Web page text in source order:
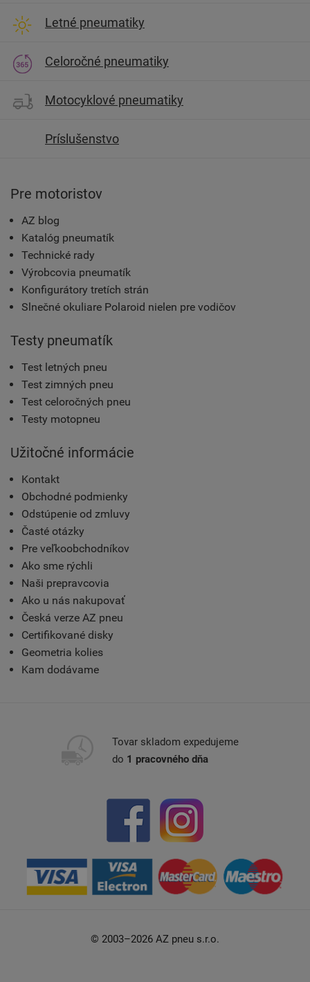
Letné pneumatiky
Celoročné pneumatiky
Motocyklové pneumatiky
Príslušenstvo
Pre motoristov
AZ blog
Katalóg pneumatík
Technické rady
Výrobcovia pneumatík
Konfigurátory tretích strán
Slnečné okuliare Polaroid nielen pre vodičov
Testy pneumatík
Test letných pneu
Test zimných pneu
Test celoročných pneu
Testy motopneu
Užitočné informácie
Kontakt
Obchodné podmienky
Odstúpenie od zmluvy
Časté otázky
Pre veľkoobchodníkov
Ako sme rýchli
Naši prepravcovia
Ako u nás nakupovať
Česká verze AZ pneu
Certifikované disky
Geometria kolies
Kam dodávame
Tovar skladom expedujeme
do 1 pracovného dňa
© 2003–2026 AZ pneu s.r.o.